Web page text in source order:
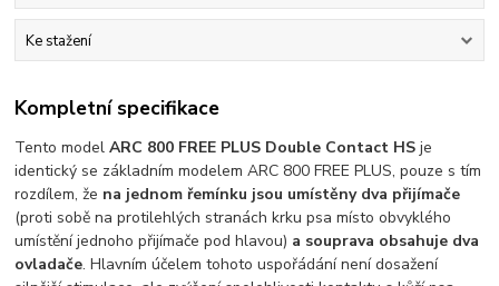
Ke stažení
Kompletní specifikace
Tento modelARC 800 FREE PLUS Double Contact HS je
identický se základním modelem ARC 800 FREE PLUS, pouze s tím
rozdílem, že na jednom řemínku jsou umístěny dva přijímače
(proti sobě na protilehlých stranách krku psa místo obvyklého
umístění jednoho přijímače pod hlavou) a souprava obsahuje dva
ovladače. Hlavním účelem tohoto uspořádání není dosažení